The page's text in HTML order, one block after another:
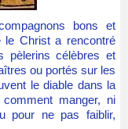
bons et
le Christ a rencontré
pèlerins célèbres et
ou portés sur les
le diable dans la
manger, ni
pour ne pas faiblir,